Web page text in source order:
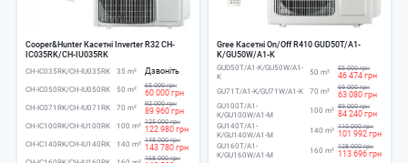
Cooper&Hunter Касетні Inverter R32 CH-
IC035RK/CH-IU035RK
CH-IC035RK/CH-IU035RK 35 m² Дзвоніть
CH-IC050RK/CH-IU050RK 50 m² 65 000 грн
60 000 грн
CH-IC071RK/CH-IU071RK 70 m² 92 000 грн
89 960 грн
CH-IC100RK/CH-IU100RK 100 m² 125 000 грн
122 980 грн
CH-IC140RK/CH-IU140RK 140 m² 148 000 грн
143 780 грн
168 000 грн
Gree Касетні On/Off R410 GUD50T/A1-
K/GU50W/A1-K
GUD50T/A1-K/GU50W/A1-
K
50 m² 55 000 грн
46 474 грн
GU71T/A1-K/GU71W/A1-K 70 m² 69 000 грн
63 080 грн
GU100T/A1-
K/GU100W/A1-M
100 m² 89 000 грн
84 240 грн
GU140T/A1-
K/GU140W/A1-M
140 m² 110 000 грн
101 992 грн
GU160T/A1-
K/GU160W/A1-M
160 m² 128 000 грн
113 696 грн